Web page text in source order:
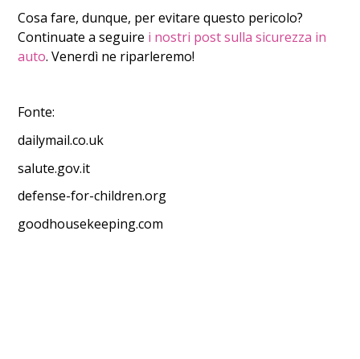
Cosa fare, dunque, per evitare questo pericolo?
Continuate a seguire i nostri post sulla sicurezza in
auto. Venerdì ne riparleremo!
Fonte:
dailymail.co.uk
salute.gov.it
defense-for-children.org
goodhousekeeping.com